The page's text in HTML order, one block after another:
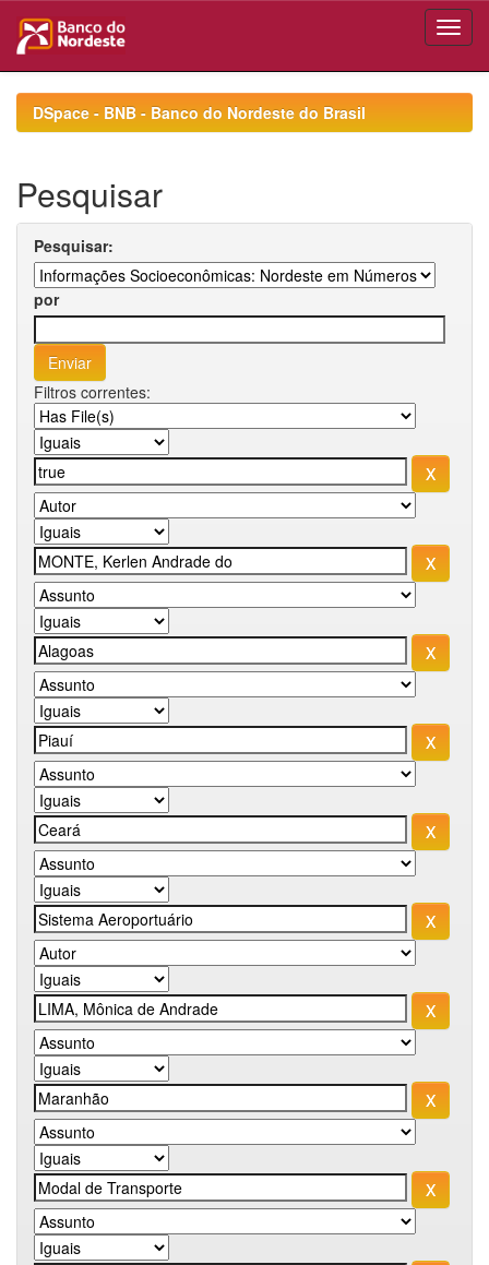
navigationDSpace - BNB - Banco do Nordeste do Brasil
Pesquisar
Pesquisar:
por
Filtros correntes: